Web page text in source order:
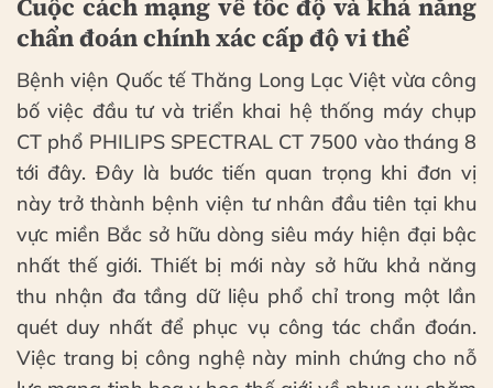
Cuộc cách mạng về tốc độ và khả năng
chẩn đoán chính xác cấp độ vi thể
Bệnh viện Quốc tế Thăng Long Lạc Việt vừa công
bố việc đầu tư và triển khai hệ thống máy chụp
CT phổ PHILIPS SPECTRAL CT 7500 vào tháng 8
tới đây. Đây là bước tiến quan trọng khi đơn vị
này trở thành bệnh viện tư nhân đầu tiên tại khu
vực miền Bắc sở hữu dòng siêu máy hiện đại bậc
nhất thế giới. Thiết bị mới này sở hữu khả năng
thu nhận đa tầng dữ liệu phổ chỉ trong một lần
quét duy nhất để phục vụ công tác chẩn đoán.
Việc trang bị công nghệ này minh chứng cho nỗ